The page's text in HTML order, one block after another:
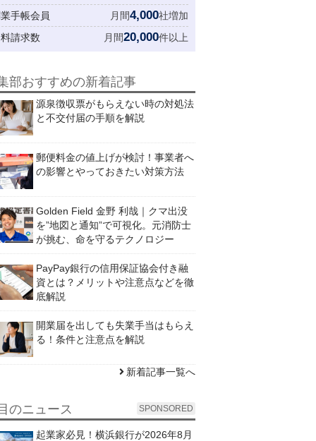
手帳会員 月間4,000社増加
請求数
月間20,000件以上
部おすすめの新着記事
源泉徴収票がもらえない時の対処法
と不交付届の手順を解説
郵便料金の値上げが検討！事業者へ
の影響とやっておきたい対策方法
Golden Field 金野 利哉｜クマ出没
を”地図と通知”で可視化。元消防士
が挑む、命を守るテクノロジー
PayPay銀行の信用保証協会付き融
資とは？メリットや注意点などを徹
底解説
開業届を出しても失業手当はもらえ
る！条件と注意点を解説
新着記事一覧へ
のニュース SPONSORED
起業家必見！横浜銀行が2026年8月